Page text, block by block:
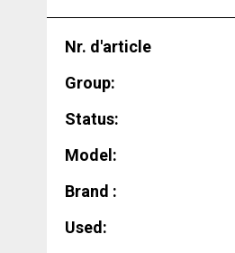
Nr. d'article
Group:
Status:
Model:
Brand :
Used: